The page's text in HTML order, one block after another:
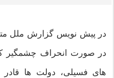
در پیش نویس گزارش ملل
در صورت انحراف
های فسیلی، دولت ها